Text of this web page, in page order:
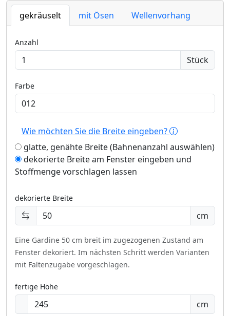
gekräuselt mit Ösen Wellenvorhang
Anzahl
Stück
Farbe
Wie möchten Sie die Breite eingeben?
glatte, genähte Breite (Bahnenanzahl auswählen)
dekorierte Breite am Fenster eingeben und
Stoffmenge vorschlagen lassen
dekorierte Breite
cm
Eine Gardine 50 cm breit im zugezogenen Zustand am
Fenster dekoriert. Im nächsten Schritt werden Varianten
mit Faltenzugabe vorgeschlagen.
fertige Höhe
cm